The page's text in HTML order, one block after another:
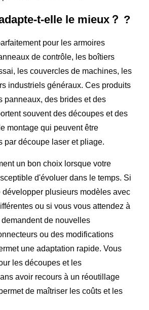
t-elle le mieux？ ?
pour les armoires
de contrôle, les boîtiers
les couvercles de machines, les
industriels généraux. Ces produits
panneaux, des brides et des
souvent des découpes et des
montage qui peuvent être
par découpe laser et pliage.
un bon choix lorsque votre
d'évoluer dans le temps. Si
développer plusieurs modèles avec
ou si vous vous attendez à
de nouvelles
ou des modifications
une adaptation rapide. Vous
les découpes et les
avoir recours à un réoutillage
de maîtriser les coûts et les